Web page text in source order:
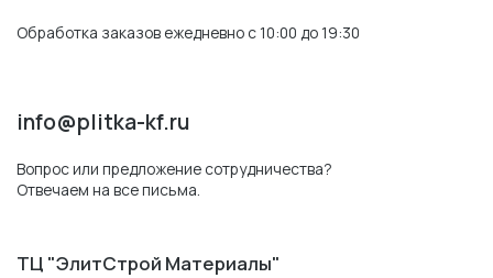
Обработка заказов ежедневно с 10:00 до 19:30
info@plitka-kf.ru
Вопрос или предложение сотрудничества?
Отвечаем на все письма.
ТЦ "ЭлитСтрой Материалы"